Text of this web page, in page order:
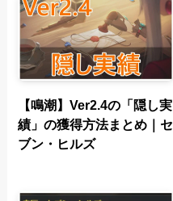
【鳴潮】Ver2.4の「隠し実
績」の獲得方法まとめ｜セ
ブン・ヒルズ